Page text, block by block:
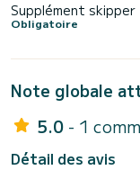
Supplément skipper
Obligatoire
Note globale
5.0 - 1
Détail des avis